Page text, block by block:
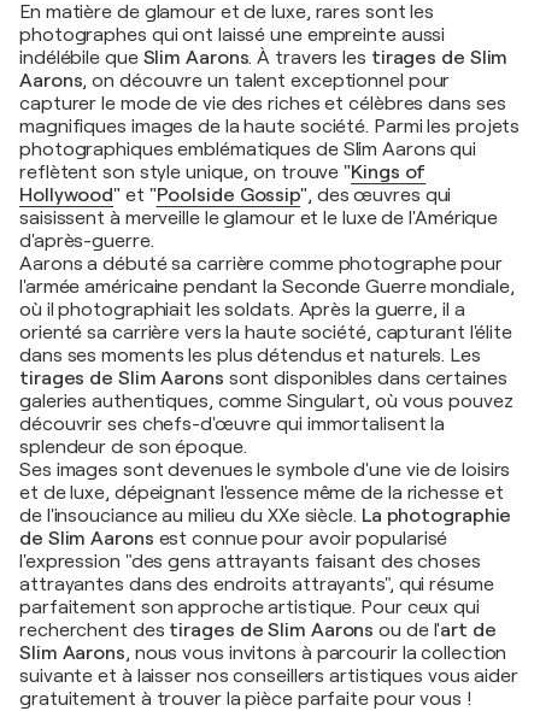
En matière de glamour et de luxe, rares sont les
photographes qui ont laissé une empreinte aussi
indélébile que Slim Aarons. À travers les tirages de Slim
Aarons, on découvre un talent exceptionnel pour
capturer le mode de vie des riches et célèbres dans ses
magnifiques images de la haute société. Parmi les projets
photographiques emblématiques de Slim Aarons qui
reflètent son style unique, on trouve"Kings of
Hollywood" et "Poolside Gossip", des œuvres qui
saisissent à merveille le glamour et le luxe de l'Amérique
d'après-guerre.
Aarons a débuté sa carrière comme photographe pour
l'armée américaine pendant la Seconde Guerre mondiale,
où il photographiait les soldats. Après la guerre, il a
orienté sa carrière vers la haute société, capturant l'élite
dans ses moments les plus détendus et naturels. Les
tirages de Slim Aarons sont disponibles dans certaines
galeries authentiques, comme Singulart, où vous pouvez
découvrir ses chefs-d'œuvre qui immortalisent la
splendeur de son époque.
Ses images sont devenues le symbole d'une vie de loisirs
et de luxe, dépeignant l'essence même de la richesse et
de l'insouciance au milieu du XXe siècle. La photographie
de Slim Aarons est connue pour avoir popularisé
l'expression "des gens attrayants faisant des choses
attrayantes dans des endroits attrayants", qui résume
parfaitement son approche artistique. Pour ceux qui
recherchent des tirages de Slim Aarons ou de l'art de
Slim Aarons, nous vous invitons à parcourir la collection
suivante et à laisser nos conseillers artistiques vous aider
gratuitement à trouver la pièce parfaite pour vous !